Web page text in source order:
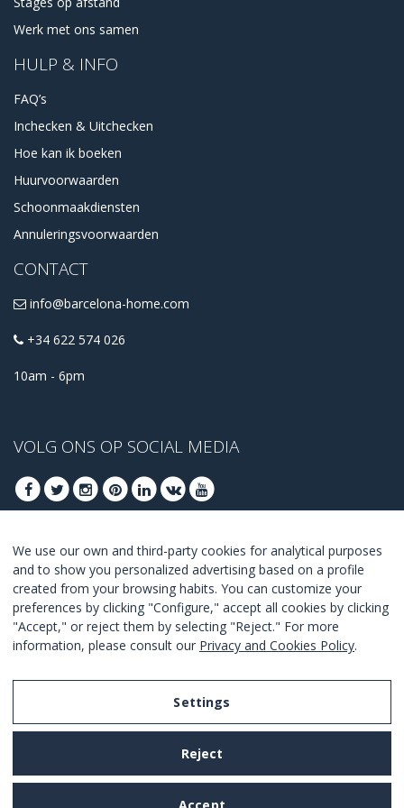
Werk met ons samen
HULP & INFO
FAQ’s
Inchecken & Uitchecken
Hoe kan ik boeken
Huurvoorwaarden
Schoonmaakdiensten
Annuleringsvoorwaarden
CONTACT
info@barcelona-home.com
+34 622 574 026
10am - 6pm
VOLG ONS OP SOCIAL MEDIA
MELD U AAN VOOR ONZE BESTE DEALS
AANMELDEN
Ik ga akkoord met devoorwaarden en condities.
We use our own and third-party cookies for analytical purposes
and to show you personalized advertising based on a profile
created from your browsing habits. You can customize your
preferences by clicking "Configure," accept all cookies by clicking
"Accept," or reject them by selecting "Reject." For more
information, please consult our Privacy and Cookies Policy.
Settings
Reject
Legal Notice
Privacy and Cookies Policy
Terms and Conditions of Use